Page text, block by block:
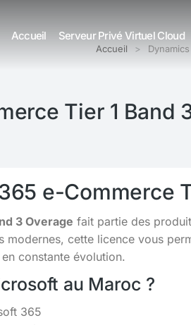
Accueil Serveur Privé Virtuel Cloud
Accueil
Tier 1 Band
e-Commerce
3 Overage fait partie des
cette licence vous
constante évolution.
au Maroc ?
365